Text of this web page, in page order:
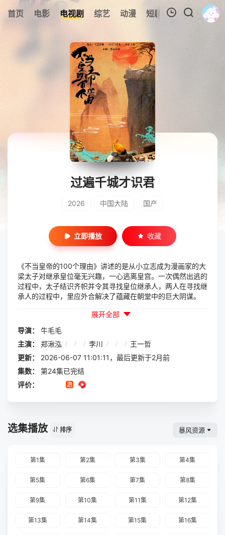
首页 电影 电视剧 综艺 动漫 短剧 今日更新
0
暂无观看影片的记录
过遍千城才识君
2026 中国大陆 国产
立即播放 收藏
《不当皇帝的100个理由》讲述的是从小立志成为漫画家的大
梁太子对继承皇位毫无兴趣，一心逃离皇宫。一次偶然出逃的
过程中，太子结识齐帜并令其寻找皇位继承人，两人在寻找继
承人的过程中，里应外合解决了蕴藏在朝堂中的巨大阴谋。
展开全部
导演：
牛毛毛
主演：
郑湫泓 / / / 李川 / / / 王一哲
更新：
2026-06-07 11:01:11，最后更新于2月前
集数：
第24集已完结
评价：
选集播放 排序 暴风资源
第1集 第2集 第3集 第4集
第5集 第6集 第7集 第8集
第9集 第10集 第11集 第12集
第13集 第14集 第15集 第16集